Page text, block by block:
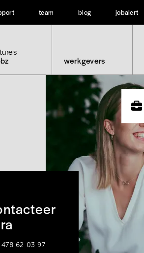
team blog jobalert
werkgevers
62 03 97